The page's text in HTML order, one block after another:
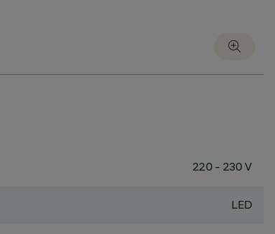
220 - 230 V
LED